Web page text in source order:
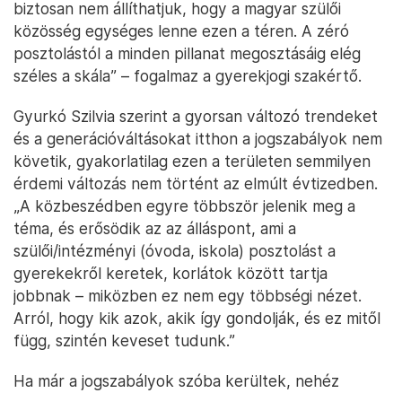
biztosan nem állíthatjuk, hogy a magyar szülői
közösség egységes lenne ezen a téren. A zéró
posztolástól a minden pillanat megosztásáig elég
széles a skála” – fogalmaz a gyerekjogi szakértő.
Gyurkó Szilvia szerint a gyorsan változó trendeket
és a generációváltásokat itthon a jogszabályok nem
követik, gyakorlatilag ezen a területen semmilyen
érdemi változás nem történt az elmúlt évtizedben.
„A közbeszédben egyre többször jelenik meg a
téma, és erősödik az az álláspont, ami a
szülői/intézményi (óvoda, iskola) posztolást a
gyerekekről keretek, korlátok között tartja
jobbnak – miközben ez nem egy többségi nézet.
Arról, hogy kik azok, akik így gondolják, és ez mitől
függ, szintén keveset tudunk.”
Ha már a jogszabályok szóba kerültek, nehéz